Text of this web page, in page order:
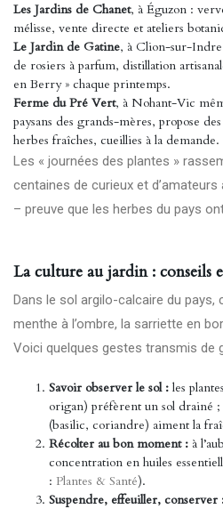
Les Jardins de Chanet, à Éguzon :
mélisse, vente directe et ateliers
Le Jardin de Gatine, à Clion-sur-
de rosiers à parfum, distillation
en Berry » chaque printemps.
Ferme du Pré Vert, à Nohant-Vic
paysans des grands-mères, propose
herbes fraîches, cueillies à la demande.
Les « journées des plantes »
centaines de curieux et
– preuve que les herbes du pays
La culture au jardin : conseils
Dans le sol argilo-calcaire du pays,
menthe à l’ombre, la sarriette en
Voici quelques gestes transmis de
Savoir observer le sol : les
origan) préfèrent un sol drainé ;
(basilic, coriandre) aiment la
Récolter au bon moment : à
concentration en huiles
: Plantes & Santé).
Suspendre, effeuiller, conserver